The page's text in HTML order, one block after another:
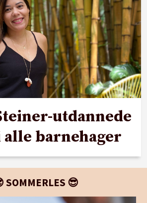
utdannede
barnehager
SOMMERLES 😎